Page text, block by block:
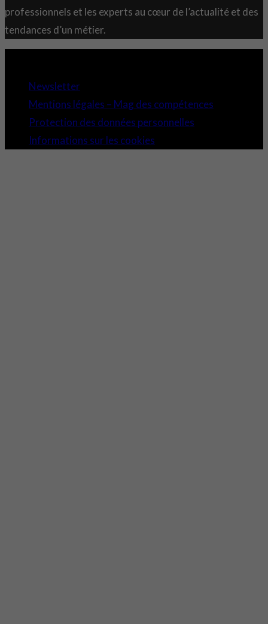
professionnels et les experts au cœur de l’actualité et des
tendances d’un métier.
Newsletter
Mentions légales – Mag des compétences
Protection des données personnelles
Informations sur les cookies